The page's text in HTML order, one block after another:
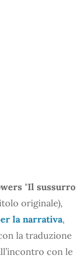
"Il sussurro
originale),
la narrativa,
la traduzione
con le